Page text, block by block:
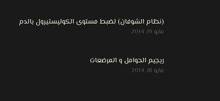
(نظام الشوفان) لضبط مستوى الكوليستيرول بالدم
مايو 19, 2014
ريجيم الحوامل و المرضعات
مايو 18, 2014